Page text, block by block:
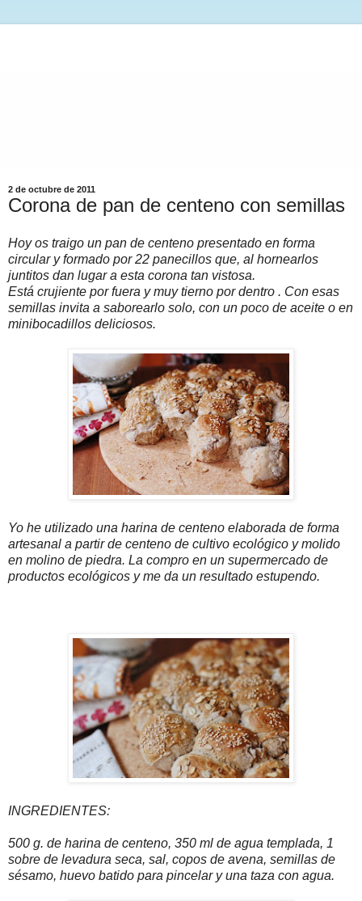
2 de octubre de 2011
Corona de pan de centeno con semillas
Hoy os traigo un pan de centeno presentado en forma
circular y formado por 22 panecillos que, al hornearlos
juntitos dan lugar a esta corona tan vistosa.
Está crujiente por fuera y muy tierno por dentro . Con esas
semillas invita a saborearlo solo, con un poco de aceite o en
minibocadillos deliciosos.
Yo he utilizado una harina de centeno elaborada de forma
artesanal a partir de centeno de cultivo ecológico y molido
en molino de piedra. La compro en un supermercado de
productos ecológicos y me da un resultado estupendo.
INGREDIENTES:
500 g. de harina de centeno, 350 ml de agua templada, 1
sobre de levadura seca, sal, copos de avena, semillas de
sésamo, huevo batido para pincelar y una taza con agua.